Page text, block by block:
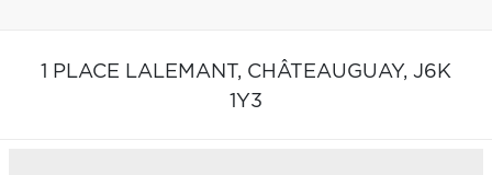
1 PLACE LALEMANT, CHÂTEAUGUAY, J6K
1Y3